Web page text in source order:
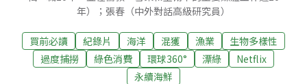
年）；張春（中外對話高級研究員）
買前必讀 紀錄片 海洋 混獲 漁業
生物多樣性
過度捕撈
綠色消費 環球360° 漂綠
Netflix
永續海鮮